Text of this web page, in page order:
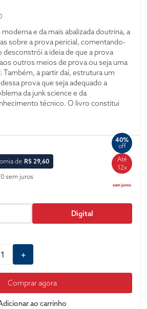
e da mais abalizada doutrina, a
sobre a prova pericial, comentando-
desconstrói a ideia de que a prova
outros meios de prova ou seja uma
Também, a partir daí, estrutura um
prova que seja adequado a
da junk science e da
técnico. O livro constitui
tema, saindo daquele vetusto exame
de uma perspectiva positiva.
de R$ 29,60
40%
off
Até
12x
sem juros
sem juros
Digital
+
Comprar agora
ao carrinho